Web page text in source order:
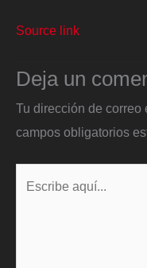
Source link
Deja un
Tu dirección de correo
campos obligatorios